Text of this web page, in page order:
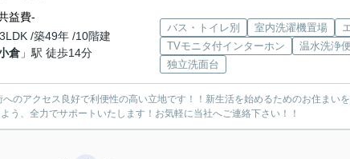
益費-
/築49年 /10階建
倉 」駅 徒歩14分
バス・トイレ別 室内洗濯機置場
TVモニタ付インターホン
温水洗浄
独立洗面台
のアクセス良好で利便性の高い立地です！！新生活を始めるためのお住まい
う、全力でサポートいたします！お気軽に当社へご連絡下さい！！